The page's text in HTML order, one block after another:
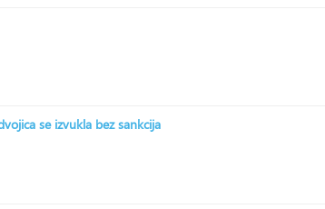
se izvukla bez sankcija